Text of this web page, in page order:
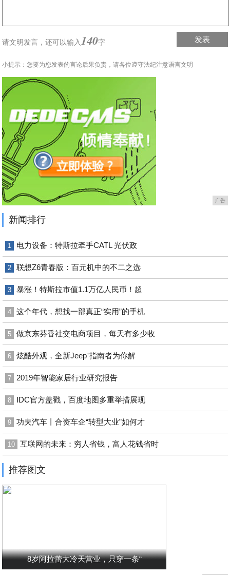
请文明发言，还可以输入 140字 发表
小提示：您要为您发表的言论后果负责，请各位遵守法纪注意语言文明
广告
新闻排行
1 电力设备：特斯拉牵手CATL 光伏政
2 联想Z6青春版：百元机中的不二之选
3 暴涨！特斯拉市值1.1万亿人民币！超
4 这个年代，想找一部真正“实用”的手机
5 做京东芬香社交电商项目，每天有多少收
6 炫酷外观，全新Jeep⁺指南者为你解
7 2019年智能家居行业研究报告
8 IDC官方盖戳，百度地图多重举措展现
9 功夫汽车丨合资车企“转型大业”如何才
10 互联网的未来：穷人省钱，富人花钱省时
推荐图文
8岁阿拉蕾大冷天营业，只穿一条“